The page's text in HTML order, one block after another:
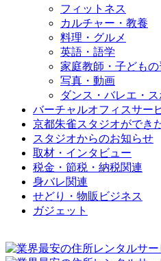
フィットネス
カルチャー・教養
料理・グルメ
英語・語学
家庭教師・子ども
写真・動画
ダンス・バレエ・
バーチャルオフィスサー
京都朱雀スタジオができ
スタジオからのお知らせ
取材・インタビュー
税金・節税・納税関連
身バレ関連
せどり・物販ビジネス
ガジェット